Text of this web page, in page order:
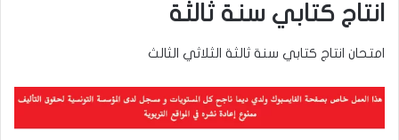
انتاج كتابي سنة ثالثة
امتحان انتاج كتابي سنة ثالثة الثلاثي الثالث